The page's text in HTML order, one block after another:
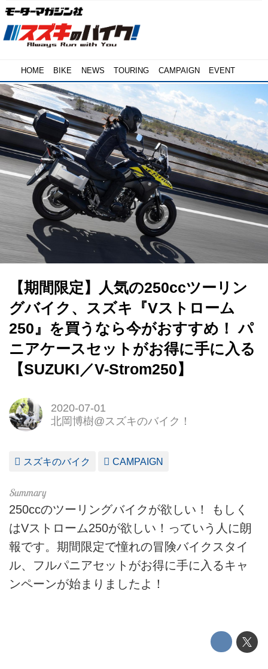
HOME BIKE NEWS TOURING CAMPAIGN EVENT
【期間限定】人気の250ccツーリン
グバイク、スズキ『Vストローム
250』を買うなら今がおすすめ！ パ
ニアケースセットがお得に手に入る
【SUZUKI／V-Strom250】
2020-07-01
北岡博樹@スズキのバイク！
スズキのバイク CAMPAIGN
250ccのツーリングバイクが欲しい！ もしく
はVストローム250が欲しい！っていう人に朗
報です。期間限定で憧れの冒険バイクスタイ
ル、フルパニアセットがお得に手に入るキャ
ンペーンが始まりましたよ！